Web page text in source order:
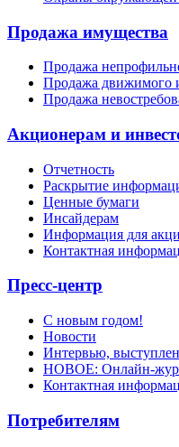
Продажа имущества
Продажа
Продажа движимого
Продажа
Акционерам и
Отчетность
Раскрытие
Ценные бумаги
Инсайдерам
Информация для
Контактная
Пресс-центр
С новым годом!
Новости
Интервью,
НОВОЕ: Онлайн-
Контактная
Потребителям